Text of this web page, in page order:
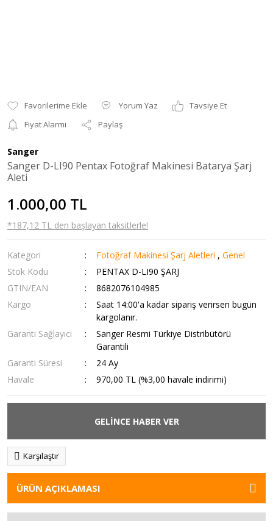
Yorum Yaz
Tavsiye Et
Fiyat Alarmı
Paylaş
Sanger
Sanger D-LI90 Pentax Fotoğraf Makinesi Batarya Şarj
Aleti
1.000,00 TL
*187,12 TL den başlayan taksitlerle!
Kategori Fotoğraf Makinesi Şarj Aletleri ,Genel
Stok Kodu
PENTAX D-LI90 ŞARJ
GTIN/EAN
8682076104985
Kargo
Saat 14:00'a kadar sipariş verirsen bugün
kargolanır.
Garanti Sağlayıcı
Sanger Resmi Türkiye Distribütörü
Garantili
Garanti Süresi
24 Ay
Havale
970,00 TL (%3,00 havale indirimi)
GELİNCE HABER VER
Karşılaştır
ÜRÜN AÇIKLAMASI